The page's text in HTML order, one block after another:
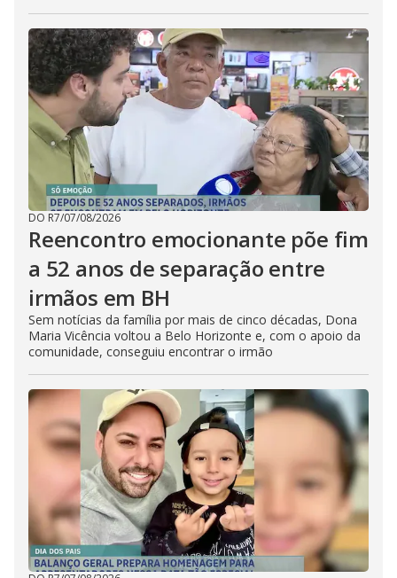
DO R7/07/08/2026
Reencontro emocionante põe fim
a 52 anos de separação entre
irmãos em BH
Sem notícias da família por mais de cinco décadas, Dona
Maria Vicência voltou a Belo Horizonte e, com o apoio da
comunidade, conseguiu encontrar o irmão